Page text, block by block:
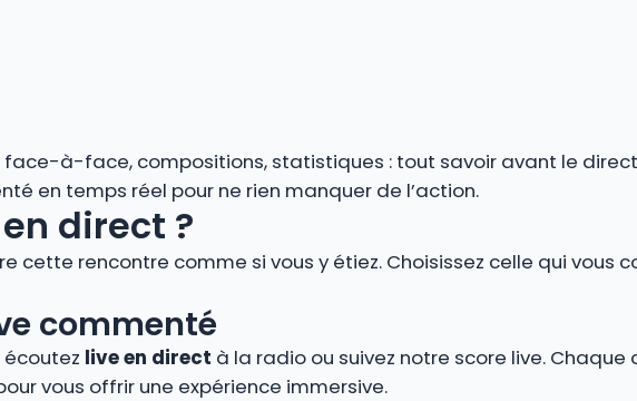
face-à-face, compositions, statistiques : tout savoir avant le
en temps réel pour ne rien manquer de l’action.
direct ?
cette rencontre comme si vous y étiez. Choisissez celle qui vous
commenté
écoutez live en direct à la radio ou suivez notre score live.
vous offrir une expérience immersive.